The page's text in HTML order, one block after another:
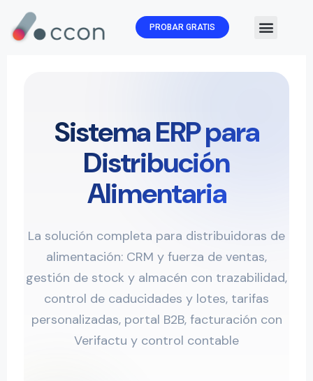
PROBAR GRATIS
Sistema ERP para
Distribución
Alimentaria
La solución completa para distribuidoras de
alimentación: CRM y fuerza de ventas,
gestión de stock y almacén con trazabilidad,
control de caducidades y lotes, tarifas
personalizadas, portal B2B, facturación con
Verifactu y control contable